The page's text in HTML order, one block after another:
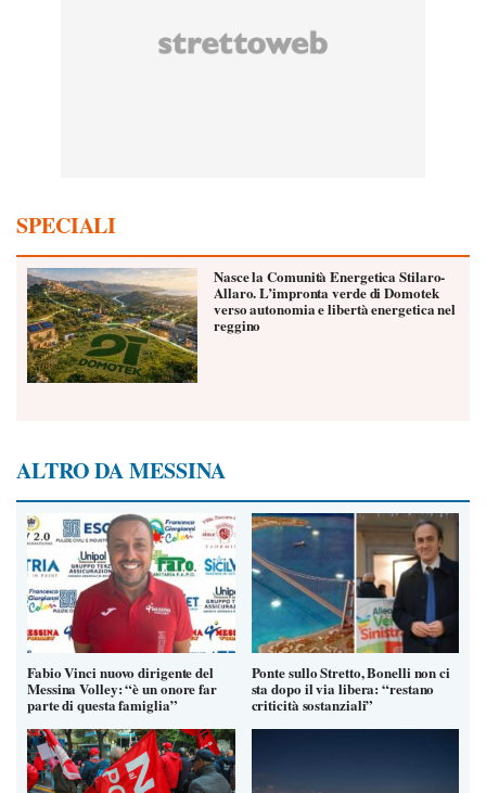
SPECIALI
Nasce la Comunità Energetica Stilaro-
Allaro. L’impronta verde di Domotek
verso autonomia e libertà energetica nel
reggino
ALTRO DA MESSINA
Fabio Vinci nuovo dirigente del
Messina Volley: “è un onore far
parte di questa famiglia”
Ponte sullo Stretto, Bonelli non ci
sta dopo il via libera: “restano
criticità sostanziali”